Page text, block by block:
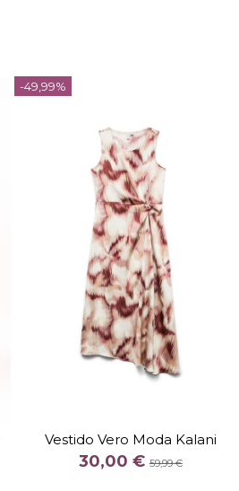
-49,99%
Vestido Vero Moda Kalani
30,00 €59,99 €
COLOR